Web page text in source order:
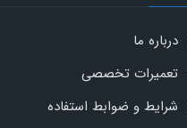
درباره ما
تعمیرات تخصصی
شرایط و ضوابط استفاده